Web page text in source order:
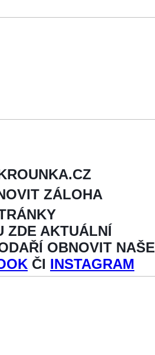
ZÁLOHA
ZDE AKTUÁLNÍ
OBNOVIT NAŠE
ČI INSTAGRAM